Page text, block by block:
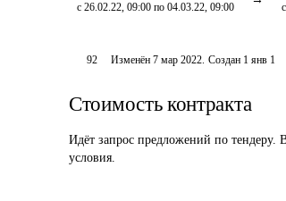
с 26.02.22, 09:00 по 04.03.22, 09:00
92 Изменён7 мар 2022. Создан 1 янв 1
Стоимость контракта
Идёт запрос предложений по тендеру.
условия.